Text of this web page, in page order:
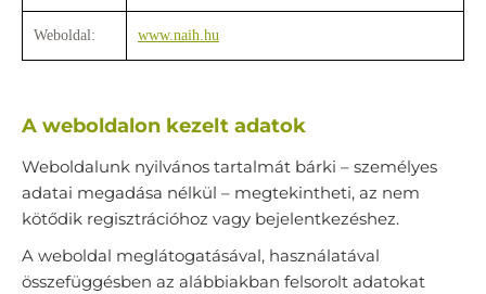
Weboldal: www.naih.hu
A weboldalon kezelt adatok
Weboldalunk nyilvános tartalmát bárki – személyes
adatai megadása nélkül – megtekintheti, az nem
kötődik regisztrációhoz vagy bejelentkezéshez.
A weboldal meglátogatásával, használatával
összefüggésben az alábbiakban felsorolt adatokat